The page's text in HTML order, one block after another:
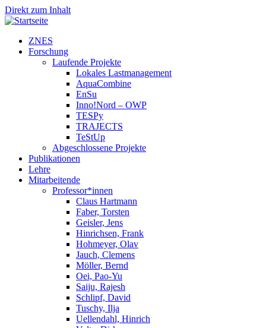
Direkt zum Inhalt
ZNES
Forschung
Laufende Projekte
Lokales Lastmanagement
AquaCombine
EnSu
Inno!Nord – OWP
TESPy
TRAJECTS
TeStUp
Abgeschlossene Projekte
Publikationen
Lehre
Mitarbeitende
Professor*innen
Claus Hartmann
Faber, Torsten
Geisler, Jens
Hinrichsen, Frank
Hohmeyer, Olav
Jauch, Clemens
Möller, Bernd
Oei, Pao-Yu
Saiju, Rajesh
Schlipf, David
Tuschy, Ilja
Uellendahl, Hinrich